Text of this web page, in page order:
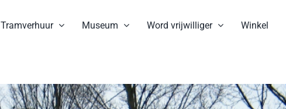
Tramverhuur Museum Word vrijwilliger Winkel